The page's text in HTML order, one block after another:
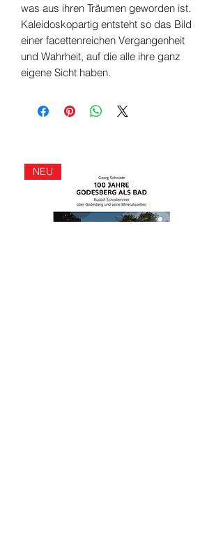
was aus ihren Träumen geworden ist.
Kaleidoskopartig entsteht so das Bild
einer facettenreichen Vergangenheit
und Wahrheit, auf die alle ihre ganz
eigene Sicht haben.
NEU